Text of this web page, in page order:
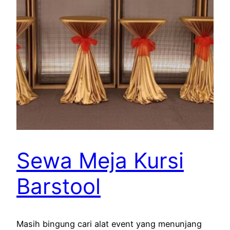
Sewa Meja Kursi
Barstool
Masih bingung cari alat event yang menunjang